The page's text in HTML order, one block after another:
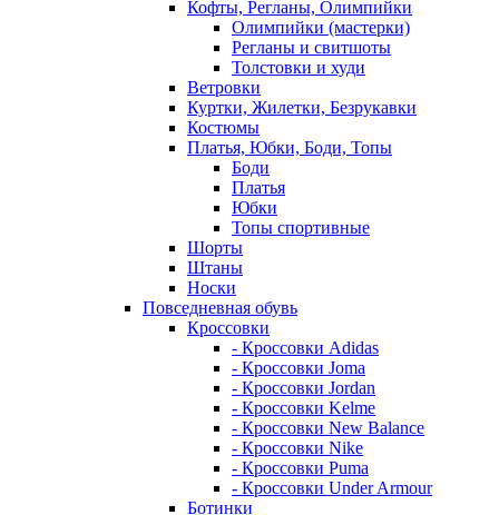
Кофты, Регланы, Олимпийки
Олимпийки (мастерки)
Регланы и свитшоты
Толстовки и худи
Ветровки
Куртки, Жилетки, Безрукавки
Костюмы
Платья, Юбки, Боди, Топы
Боди
Платья
Юбки
Топы спортивные
Шорты
Штаны
Носки
Повседневная обувь
Кроссовки
- Кроссовки Adidas
- Кроссовки Joma
- Кроссовки Jordan
- Кроссовки Kelme
- Кроссовки New Balance
- Кроссовки Nike
- Кроссовки Puma
- Кроссовки Under Armour
Ботинки